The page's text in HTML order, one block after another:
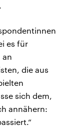
es für
an
die aus
sich dem,
annähern: